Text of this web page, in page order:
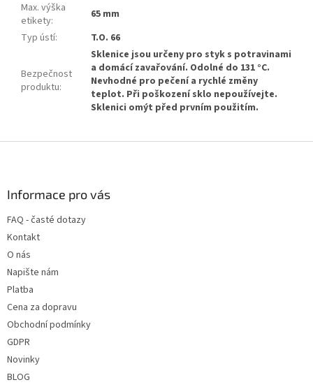
Max. výška
etikety:
65 mm
Typ ústí: T.O. 66
Bezpečnost
produktu:
Sklenice jsou určeny pro styk s potravinami
a domácí zavařování. Odolné do 131 °C.
Nevhodné pro pečení a rychlé změny
teplot. Při poškození sklo nepoužívejte.
Sklenici omýt před prvním použitím.
Informace pro vás
FAQ - časté dotazy
Kontakt
O nás
Napište nám
Platba
Cena za dopravu
Obchodní podmínky
GDPR
Novinky
BLOG